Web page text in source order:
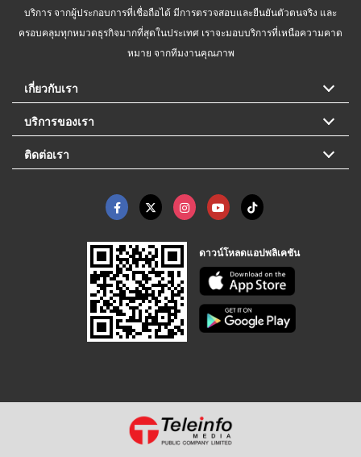
บริการ จากผู้ประกอบการที่เชื่อถือได้ มีการตรวจสอบและยืนยันตัวตนจริง และ
ครอบคลุมทุกหมวดธุรกิจมากที่สุดในประเทศ เราจะมอบบริการที่เหนือความคาด
หมาย จากทีมงานคุณภาพ
เกี่ยวกับเรา
บริการของเรา
ติดต่อเรา
ดาวน์โหลดแอปพลิเคชัน